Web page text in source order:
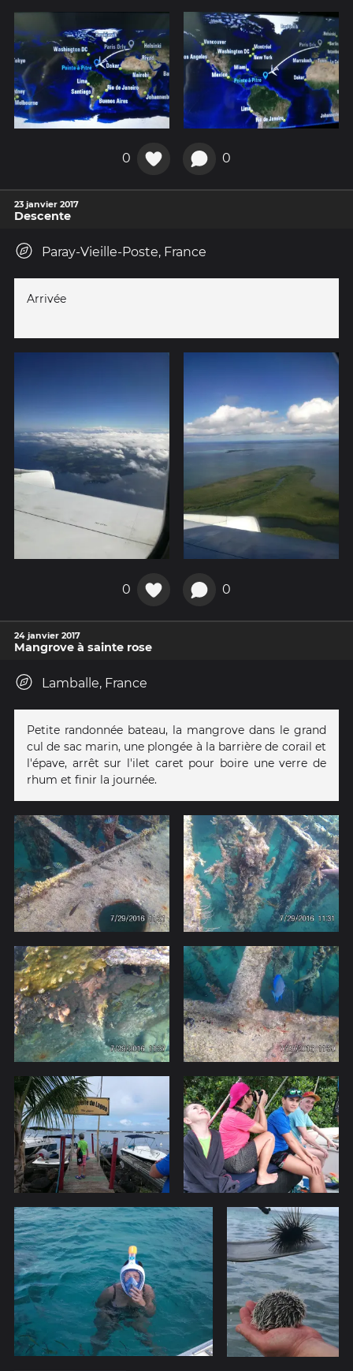
0 0
23 janvier 2017
Descente
Paray-Vieille-Poste, France
Arrivée
0 0
24 janvier 2017
Mangrove à sainte rose
Lamballe, France
Petite randonnée bateau, la mangrove dans le grand
cul de sac marin, une plongée à la barrière de corail et
l'épave, arrêt sur l'ilet caret pour boire une verre de
rhum et finir la journée.